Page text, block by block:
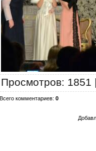
Просмотров:
Всего комментариев:0